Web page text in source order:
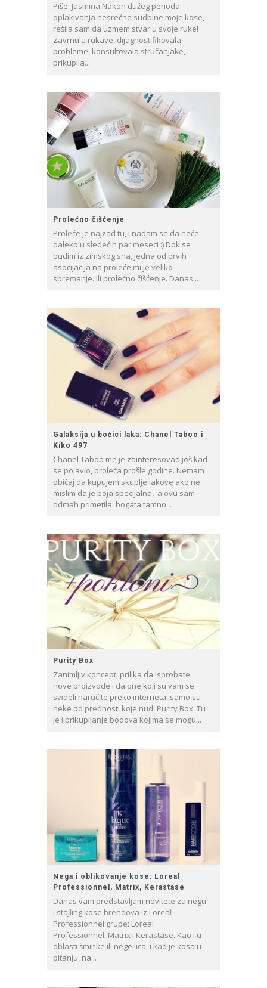
Piše: Jasmina Nakon dužeg perioda
oplakivanja nesrećne sudbine moje kose,
rešila sam da uzmem stvar u svoje ruke!
Zavrnula rukave, dijagnostifikovala
probleme, konsultovala stručanjake,
prikupila...
Prolećno čišćenje
Proleće je najzad tu, i nadam se da neće
daleko u sledećih par meseci :) Dok se
budim iz zimskog sna, jedna od prvih
asocijacija na proleće mi je veliko
spremanje. Ili prolećno čišćenje. Danas...
Galaksija u bočici laka: Chanel Taboo i
Kiko 497
Chanel Taboo me je zainteresovao još kad
se pojavio, proleća prošle godine. Nemam
običaj da kupujem skuplje lakove ako ne
mislim da je boja specijalna, a ovu sam
odmah primetila: bogata tamno...
Purity Box
Zanimljiv koncept, prilika da isprobate
nove proizvode i da one koji su vam se
svideli naručite preko interneta, samo su
neke od prednosti koje nudi Purity Box. Tu
je i prikupljanje bodova kojima se mogu...
Nega i oblikovanje kose: Loreal
Professionnel, Matrix, Kerastase
Danas vam predstavljam novitete za negu
i stajling kose brendova iz Loreal
Professionnel grupe: Loreal
Professionnel, Matrix i Kerastase. Kao i u
oblasti šminke ili nege lica, i kad je kosa u
pitanju, na...